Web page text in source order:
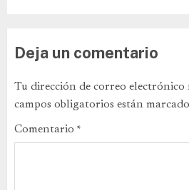
Deja un comentario
Tu dirección de correo electrónico
campos obligatorios están
Comentario *